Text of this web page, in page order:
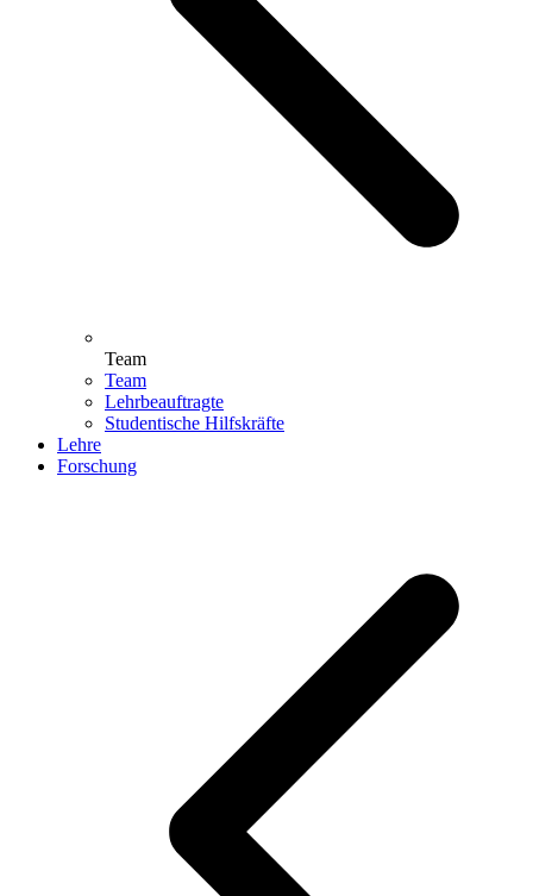
Team
Team
Lehrbeauftragte
Studentische Hilfskräfte
Lehre
Forschung